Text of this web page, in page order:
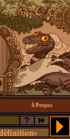
À Propos
?